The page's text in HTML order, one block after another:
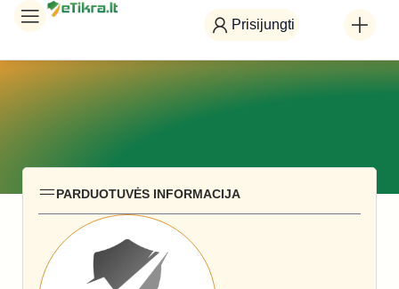
Prisijungti
PARDUOTUVĖS INFORMACIJA